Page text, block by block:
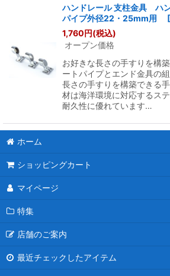
ハンドレール 支柱金具 ハ
パイプ外径22・25mm用
[
1,760円(税込)
オープン価格
お好きな長さの手すりを構
ートパイプとエンド金具の
長さの手すりを構築できる
材は海洋環境に対応するス
耐久性に優れています…
ホーム
ショッピングカート
マイページ
特集
店舗のご案内
最近チェックしたアイテム